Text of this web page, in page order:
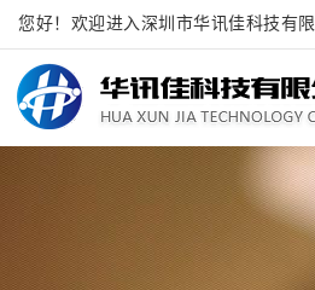
您好！欢迎进入深圳市华讯佳科技有限